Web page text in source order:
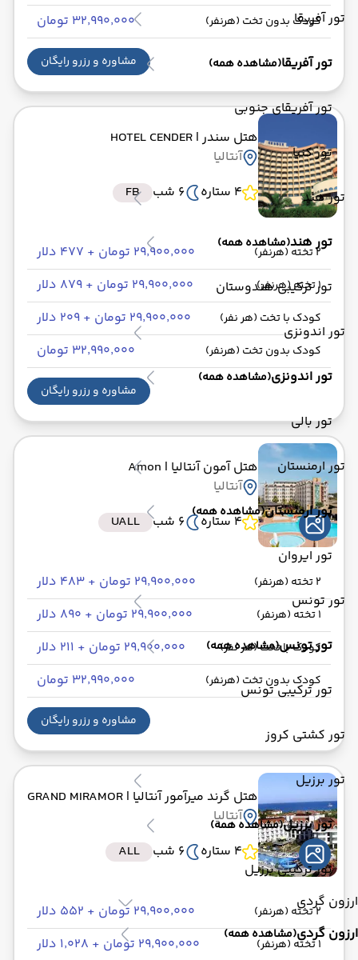
تور آفریقا
تور آفریقا(مشاهده همه)
تور آفریقای جنوبی
تور کنیا
تور هند
تور هند(مشاهده همه)
تور ترکیبی هندوستان
تور اندونزی
تور اندونزی(مشاهده همه)
تور بالی
تور ارمنستان
تور ارمنستان(مشاهده همه)
تور ایروان
تور تونس
تور تونس(مشاهده همه)
تور ترکیبی تونس
تور کشتی کروز
تور برزیل
تور برزیل(مشاهده همه)
تور ترکیبی برزیل
ارزون گردی
ارزون گردی(مشاهده همه)
کودک بدون تخت (هرنفر) ۳۲٬۹۹۰٬۰۰۰ تومان
مشاوره و رزرو رایگان
هتل سندر| HOTEL CENDER
آنتالیا
4 ستاره
6 شب FB
2 تخته (هرنفر) ۲۹٬۹۰۰٬۰۰۰ تومان + ۴۷۷ دلار
1 تخته (هرنفر) ۲۹٬۹۰۰٬۰۰۰ تومان + ۸۷۹ دلار
کودک با تخت (هر نفر) ۲۹٬۹۰۰٬۰۰۰ تومان + ۲۰۹ دلار
کودک بدون تخت (هرنفر) ۳۲٬۹۹۰٬۰۰۰ تومان
مشاوره و رزرو رایگان
هتل آمون آنتالیا | Amon
آنتالیا
4 ستاره
6 شب UALL
2 تخته (هرنفر) ۲۹٬۹۰۰٬۰۰۰ تومان + ۴۸۳ دلار
1 تخته (هرنفر) ۲۹٬۹۰۰٬۰۰۰ تومان + ۸۹۰ دلار
کودک با تخت (هر نفر) ۲۹٬۹۰۰٬۰۰۰ تومان + ۲۱۱ دلار
کودک بدون تخت (هرنفر) ۳۲٬۹۹۰٬۰۰۰ تومان
مشاوره و رزرو رایگان
هتل گرند میرآمور آنتالیا | GRAND MIRAMOR
آنتالیا
4 ستاره
6 شب ALL
2 تخته (هرنفر) ۲۹٬۹۰۰٬۰۰۰ تومان + ۵۵۲ دلار
1 تخته (هرنفر) ۲۹٬۹۰۰٬۰۰۰ تومان + ۱٬۰۲۸ دلار